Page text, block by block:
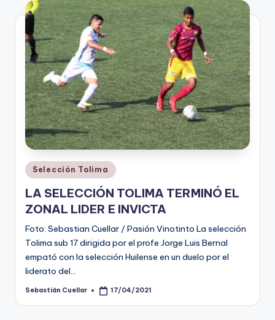
V
n
o
ti
n
t
o
Publicado
en
Selección Tolima
LA SELECCIÓN TOLIMA TERMINÓ EL
ZONAL LIDER E INVICTA
Foto: Sebastian Cuellar / Pasión Vinotinto La selección
Tolima sub 17 dirigida por el profe Jorge Luis Bernal
empató con la selección Huilense en un duelo por el
liderato del…
Publicado
Sebastián Cuellar 17/04/2021